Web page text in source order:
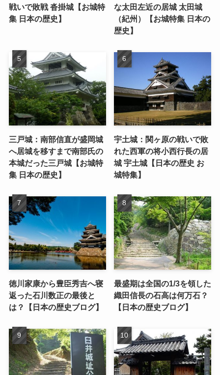
戦いで敗戦 沓掛城【お城特
集 日本の歴史】
な太田左近の居城 太田城
（紀州）【お城特集 日本の
歴史】
三戸城：南部信直が盛岡城
へ居城を移すまで南部氏の
本城だった三戸城【お城特
集 日本の歴史】
宇土城：関ヶ原の戦いで敗
れた西軍の将小西行長の居
城 宇土城【日本の歴史 お
城特集】
徳川家康から豊臣秀吉へ寝
返った石川数正の最後と
は？【日本の歴史ブログ】
最盛期は全国の1/3を領した
織田信長の石高は何万石？
【日本の歴史ブログ】